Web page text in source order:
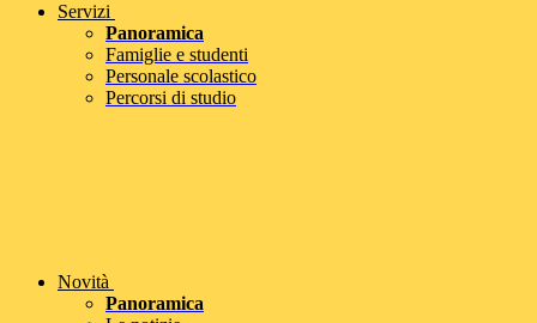
Servizi
Panoramica
Famiglie e studenti
Personale scolastico
Percorsi di studio
Novità
Panoramica